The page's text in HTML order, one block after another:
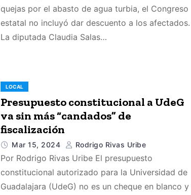
quejas por el abasto de agua turbia, el Congreso
estatal no incluyó dar descuento a los afectados.
La diputada Claudia Salas…
LOCAL
Presupuesto constitucional a UdeG
va sin más “candados” de
fiscalización
Mar 15, 2024 Rodrigo Rivas Uribe
Por Rodrigo Rivas Uribe El presupuesto
constitucional autorizado para la Universidad de
Guadalajara (UdeG) no es un cheque en blanco y